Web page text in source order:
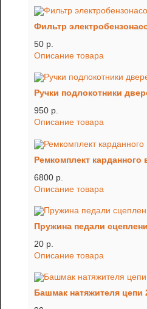
Фильтр
50 p.
Описание товара
Ручки подлокотники
950 p.
Описание товара
Ремкомплект
6800 p.
Описание товара
Пружина педали
20 p.
Описание товара
Башмак натяжителя цепи